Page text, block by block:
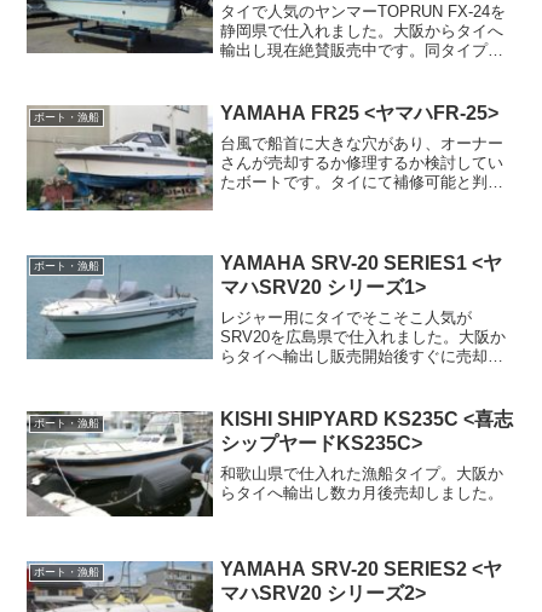
タイで人気のヤンマーTOPRUN FX-24を
静岡県で仕入れました。大阪からタイへ
輸出し現在絶賛販売中です。同タイプの
ボートは2019年11月売却済みです。
ボート・漁船 YAMAHA FR25 <ヤマハFR-25>
台風で船首に大きな穴があり、オーナー
さんが売却するか修理するか検討してい
たボートです。タイにて補修可能と判断
ボート・漁船
YAMAHA SRV-20 SERIES1 <ヤ
マハSRV20 シリーズ1>
レジャー用にタイでそこそこ人気が
SRV20を広島県で仕入れました。大阪か
らタイへ輸出し販売開始後すぐに売却し
ボート・漁船
KISHI SHIPYARD KS235C <喜志
シップヤードKS235C>
和歌山県で仕入れた漁船タイプ。大阪か
らタイへ輸出し数カ月後売却しました。
ボート・漁船
YAMAHA SRV-20 SERIES2 <ヤ
マハSRV20 シリーズ2>